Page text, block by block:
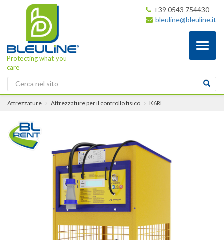
Protecting what you
care
+39 0543 754430
bleuline@bleuline.it
Attrezzature Attrezzature per il controllo fisico K6RL